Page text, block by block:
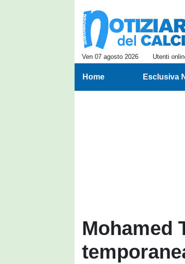
Ven 07 agosto 2026 Utenti
Home Esclusiva
Mohamed